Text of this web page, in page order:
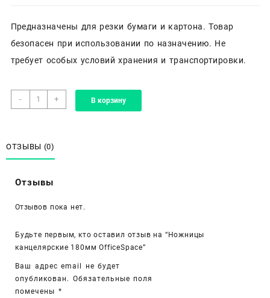
Предназначены для резки бумаги и картона. Товар
безопасен при использовании по назначению. Не
требует особых условий хранения и транспортировки.
-
Количество
товара
180мм
OfficeSpace
+ В корзину
ОТЗЫВЫ (0)
Отзывы
Отзывов пока нет.
Будьте первым, кто оставил отзыв на “Ножницы
канцелярские 180мм OfficeSpace”
Ваш адрес email не будет
опубликован. Обязательные поля
помечены *